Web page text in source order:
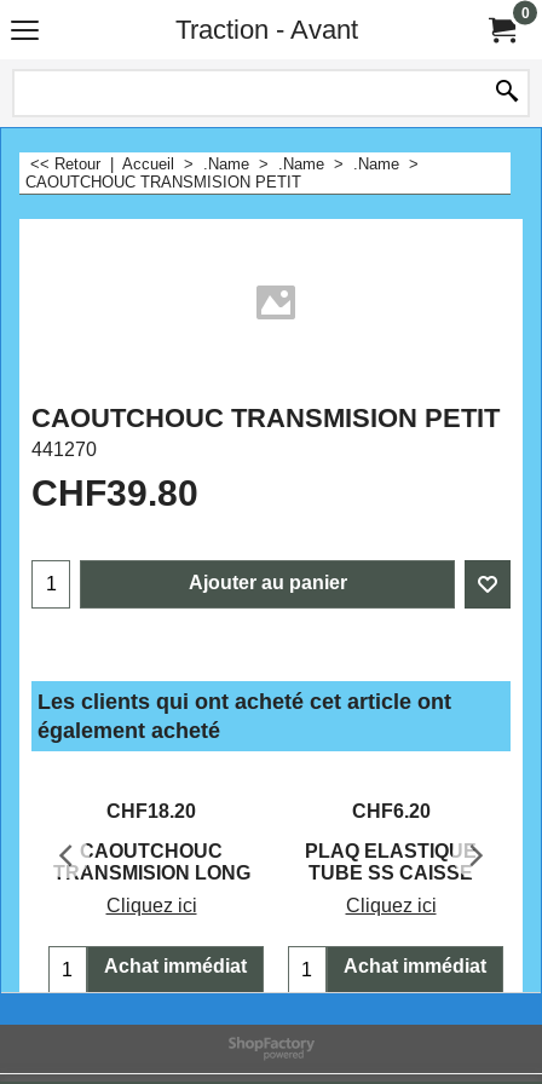
Traction - Avant
0
<< Retour Accueil > .Name > .Name > .Name >
CAOUTCHOUC TRANSMISION PETIT
CAOUTCHOUC TRANSMISION PETIT
441270
CHF39.80
Ajouter au panier
Les clients qui ont acheté cet article ont
également acheté
CHF18.20
CAOUTCHOUC
TRANSMISION LONG
Cliquez ici
Achat immédiat
CHF6.20
PLAQ ELASTIQUE
TUBE SS CAISSE
Cliquez ici
Achat immédiat
Boutique en ligne créés
avec le logiciel